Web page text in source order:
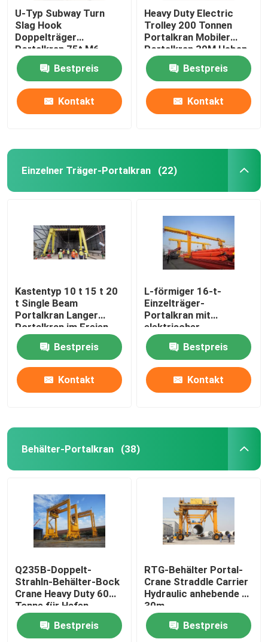
U-Typ Subway Turn
Slag Hook
Doppelträger
Portalkran 75t M6
Outdoor
Bestpreis
Kontakt
Heavy Duty Electric
Trolley 200 Tonnen
Portalkran Mobiler
Portalkran 30M Heben
Bestpreis
Kontakt
Einzelner Träger-Portalkran (22)
Kastentyp 10 t 15 t 20
t Single Beam
Portalkran Langer
Portalkran im Freien
Bestpreis
Kontakt
L-förmiger 16-t-
Einzelträger-
Portalkran mit
elektrischer
Hebemaschine, 6 m, 9
m HubhöheBestpreis
Kontakt
Behälter-Portalkran (38)
Q235B-Doppelt-
Strahln-Behälter-Bock
Crane Heavy Duty 60
Tonne für Hafen
Bestpreis
RTG-Behälter Portal-
Crane Straddle Carrier
Hydraulic anhebende 6-
30m
Bestpreis